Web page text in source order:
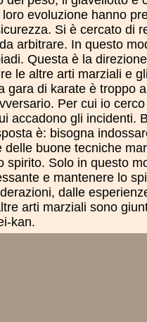
loro evoluzione hanno
Si è cercato di
arbitrare. In questo
Questa è la
le altre arti marziali e
gara di karate è troppo
Per cui io
accadono gli incidenti.
è: bisogna
delle buone tecniche
spirito. Solo in questo
e mantenere lo
dalle
arti marziali sono
kan.